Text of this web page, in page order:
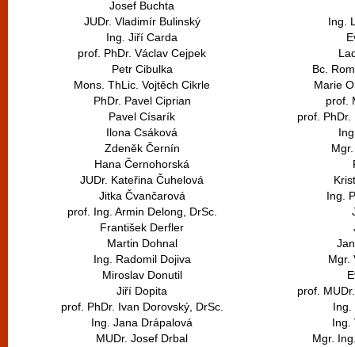
Josef Buchta
JUDr. Vladimír Bulinský
Ing. Jiří Carda
prof. PhDr. Václav Cejpek
Petr Cibulka
Mons. ThLic. Vojtěch Cikrle
PhDr. Pavel Ciprian
Pavel Císarík
Ilona Csáková
Zdeněk Černín
Hana Černohorská
JUDr. Kateřina Čuhelová
Jitka Čvančarová
prof. Ing. Armin Delong, DrSc.
František Derfler
Martin Dohnal
Ing. Radomil Dojiva
Miroslav Donutil
Jiří Dopita
prof. PhDr. Ivan Dorovský, DrSc.
Ing. Jana Drápalová
MUDr. Josef Drbal
Ing.
Bc.
Marie
prof.
prof. PhDr.
Ing.
Mgr.
prof.
Ing.
Ing.
Mgr.